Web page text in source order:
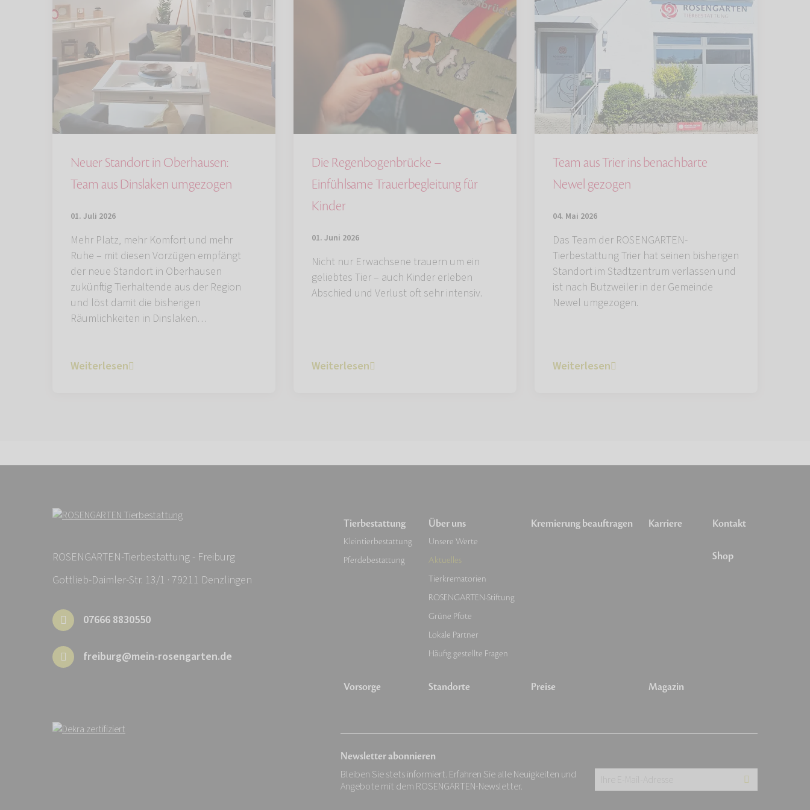
Neuer Standort in Oberhausen:
Team aus Dinslaken umgezogen
01. Juli 2026
Mehr Platz, mehr Komfort und mehr
Ruhe – mit diesen Vorzügen empfängt
der neue Standort in Oberhausen
zukünftig Tierhaltende aus der Region
und löst damit die bisherigen
Räumlichkeiten in Dinslaken…
Weiterlesen
Die Regenbogenbrücke –
Einfühlsame Trauerbegleitung für
Kinder
01. Juni 2026
Nicht nur Erwachsene trauern um ein
geliebtes Tier – auch Kinder erleben
Abschied und Verlust oft sehr intensiv.
Weiterlesen
Team aus Trier ins benachbarte
Newel gezogen
04. Mai 2026
Das Team der ROSENGARTEN-
Tierbestattung Trier hat seinen bisherigen
Standort im Stadtzentrum verlassen und
ist nach Butzweiler in der Gemeinde
Newel umgezogen.
Weiterlesen
ROSENGARTEN-Tierbestattung - Freiburg
Gottlieb-Daimler-Str. 13/1 · 79211 Denzlingen
07666 8830550
freiburg@mein-rosengarten.de
Tierbestattung
Kleintierbestattung
Pferdebestattung
Vorsorge
Über uns
Unsere Werte
Aktuelles
Tierkrematorien
ROSENGARTEN-Stiftung
Grüne Pfote
Lokale Partner
Häufig gestellte Fragen
Standorte
Kremierung beauftragen
Preise
Karriere
Magazin
Kontakt
Shop
Newsletter abonnieren
Bleiben Sie stets informiert. Erfahren Sie alle Neuigkeiten und
Angebote mit dem ROSENGARTEN-Newsletter.
E-